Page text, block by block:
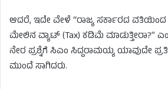
ಆದರೆ, ಇದೇ ವೇಳೆ “ರಾಜ್ಯ ಸರ್ಕಾರದ
ಮೇಲಿನ ವ್ಯಾಟ್ (Tax) ಕಡಿಮೆ ಮಾಡುತ್ತೀರಾ?”
ನೇರ ಪ್ರಶ್ನೆಗೆ ಸಿಎಂ ಸಿದ್ದರಾಮಯ್ಯ ಯಾವುದೇ
ಮುಂದೆ ಸಾಗಿದರು.